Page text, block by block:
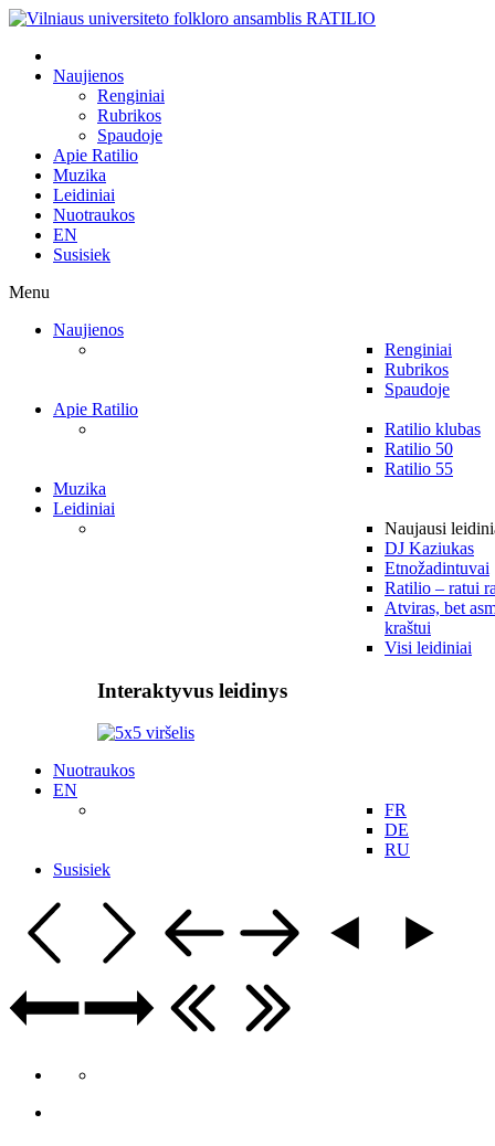
Naujienos
Renginiai
Rubrikos
Spaudoje
Apie Ratilio
Muzika
Leidiniai
Nuotraukos
EN
Susisiek
Menu
Naujienos
Renginiai
Rubrikos
Spaudoje
Apie Ratilio
Ratilio klubas
Ratilio 50
Ratilio 55
Muzika
Leidiniai
Naujausi
DJ Kaziukas
Etnožadintuvai
Ratilio – ratui
Atviras, bet
kraštui
Visi leidiniai
Interaktyvus leidinys
Nuotraukos
EN
FR
DE
RU
Susisiek